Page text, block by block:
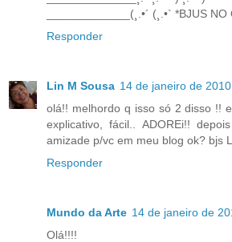
_____________(¸.•´ (¸.•` *BJUS
Responder
Lin M Sousa 14 de janeiro de
olá!! melhordo q isso só 2 disso !!
explicativo, fácil.. ADOREi!!
amizade p/vc em meu blog ok? bjs
Responder
Mundo da Arte 14 de janeiro de
Olá!!!!